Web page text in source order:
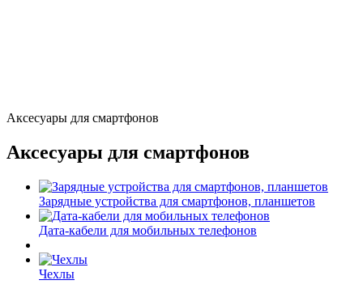
Аксесуары для смартфонов
Аксесуары для смартфонов
Зарядные устройства для смартфонов, планшетов
Дата-кабели для мобильных телефонов
Чехлы